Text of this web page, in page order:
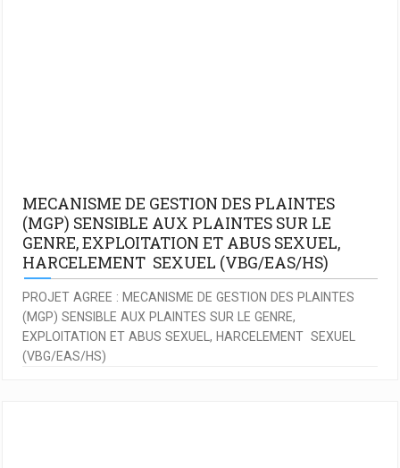
MECANISME DE GESTION DES PLAINTES
(MGP) SENSIBLE AUX PLAINTES SUR LE
GENRE, EXPLOITATION ET ABUS SEXUEL,
HARCELEMENT SEXUEL (VBG/EAS/HS)
PROJET AGREE : MECANISME DE GESTION DES PLAINTES
(MGP) SENSIBLE AUX PLAINTES SUR LE GENRE,
EXPLOITATION ET ABUS SEXUEL, HARCELEMENT SEXUEL
(VBG/EAS/HS)